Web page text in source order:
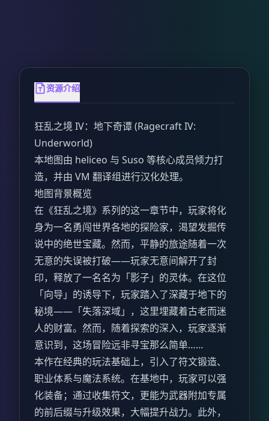
资源介绍
狂乱之境 IV：地下奇谭 (Ragecraft IV:
Underworld)
本地图由 heliceo 与 Suso 等核心成员倾力打
造，并由 VM 翻译组进行汉化处理。
地图背景概览
在《狂乱之境》系列的这一章节中，玩家将化
身为一名勇闯世界各地的探险家，渴望发掘传
说中的绝世宝藏。然而，平静的旅途随着一次
无意的失误被打破——玩家无意间解开了封
印，释放了一名名为「影子」的灵体。在这位
「向导」的诱导下，玩家踏入了深藏于地下的
秘境——「失落深域」，这里埋藏着古老而迷
人的财富。然而，随着探索的深入，玩家逐渐
意识到，这场冒险远非寻宝那么简单……
本作在经典的玩法基础上，引入了符文锻造、
职业体系与魔法系统。在基地中，玩家可以强
化装备；通过收集符文，更能为武器附加专属
的前后缀与升级效果，大幅提升战力。此外，